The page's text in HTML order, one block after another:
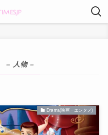
– 人物 –
Drama(映画・エンタメ)